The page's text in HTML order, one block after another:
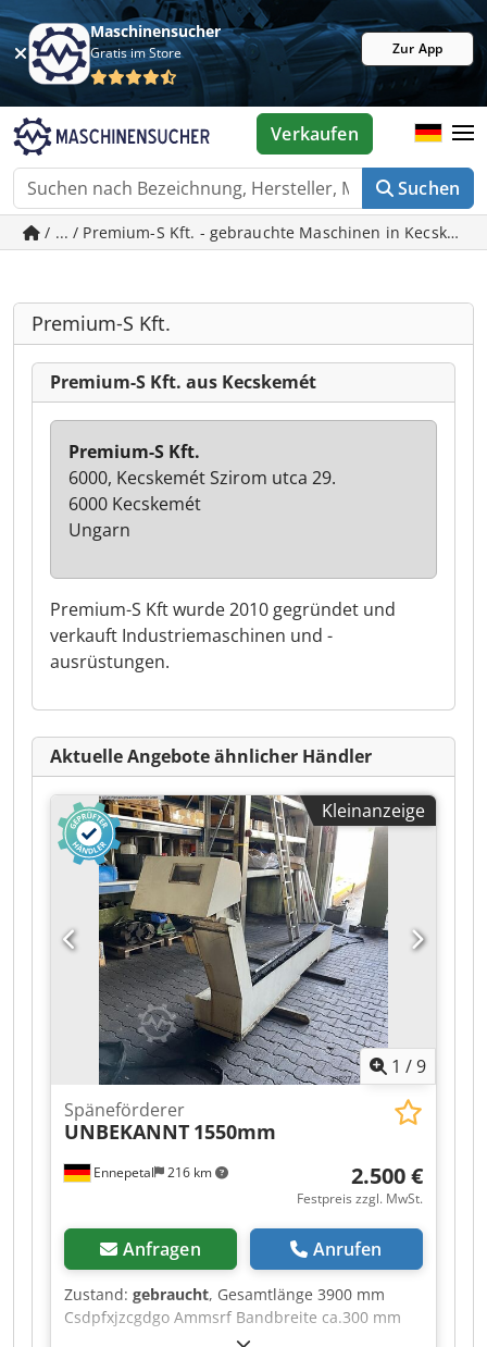
Maschinensucher
Gratis im Store Zur App
Suchen
Verkaufen
/ ... / Premium-S Kft. - gebrauchte Maschinen in
Premium-S Kft.
Premium-S Kft. aus Kecskemét
Premium-S Kft wurde 2010 gegründet und
verkauft Industriemaschinen und -
ausrüstungen.
Premium-S Kft.
6000, Kecskemét Szirom utca 29.
6000 Kecskemét
Ungarn
Aktuelle Angebote ähnlicher Händler
Kleinanzeige
1 /9
Ennepetal 216 km
Späneförderer
UNBEKANNT 1550mm
2.500 €
Festpreis zzgl. MwSt.
Anfragen Anrufen
Zustand: gebraucht, Gesamtlänge 3900 mm
Csdpfxjzcgdgo Ammsrf Bandbreite ca.300 mm
Gesamthöhe 1550 mm Förderhöhe ca. 1130mm